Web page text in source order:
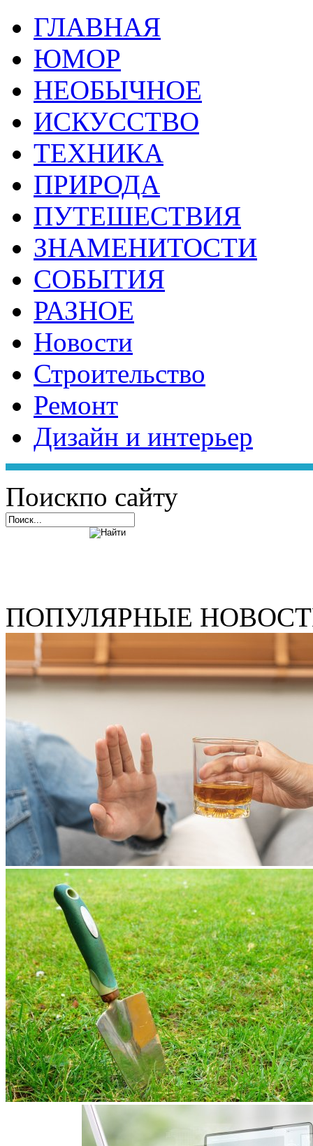
ГЛАВНАЯ
ЮМОР
НЕОБЫЧНОЕ
ИСКУССТВО
ТЕХНИКА
ПРИРОДА
ПУТЕШЕСТВИЯ
ЗНАМЕНИТОСТИ
СОБЫТИЯ
РАЗНОЕ
Новости
Строительство
Ремонт
Дизайн и интерьер
Поискпо сайту
ПОПУЛЯРНЫЕ